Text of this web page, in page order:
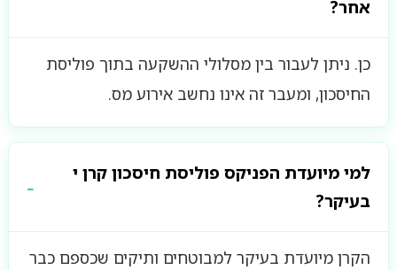
אחר?
כן. ניתן לעבור בין מסלולי ההשקעה בתוך פוליסת
החיסכון, ומעבר זה אינו נחשב אירוע מס.
למי מיועדת הפניקס פוליסת חיסכון קרן י
בעיקר?
הקרן מיועדת בעיקר למבוטחים ותיקים שכספם כבר